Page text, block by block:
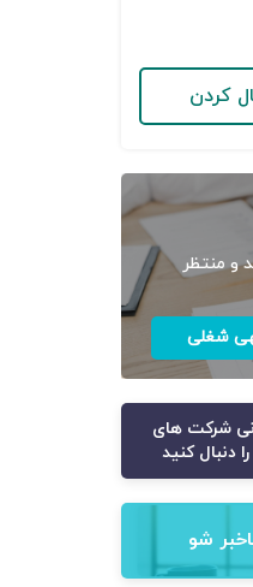
کردن
و منتظر
شغلی
شرکت های
دنبال کنید
شو